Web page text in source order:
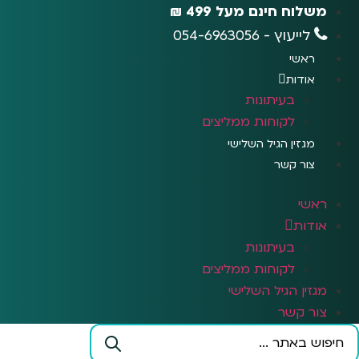
משלוח חינם מעל 499 ₪
לייעוץ - 054-6963056
ראשי
אודות
בעיתונות
לקוחות ממליצים
מגזין הגיל השלישי
צור קשר
ראשי
אודות
בעיתונות
לקוחות ממליצים
מגזין הגיל השלישי
צור קשר
Search